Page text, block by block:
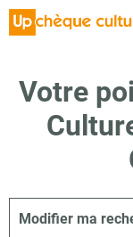
Votre
Modifier ma